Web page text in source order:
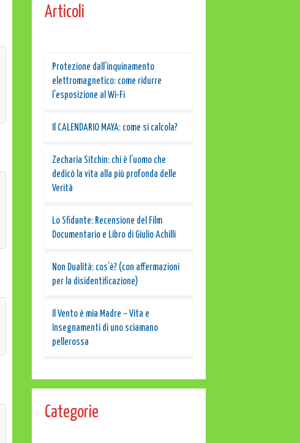
Articoli
Protezione dall’inquinamento
elettromagnetico: come ridurre
l’esposizione al Wi-Fi
Il CALENDARIO MAYA: come si calcola?
Zecharia Sitchin: chi è l’uomo che
dedicò la vita alla più profonda delle
Verità
Lo Sfidante: Recensione del Film
Documentario e Libro di Giulio Achilli
Non Dualità: cos’è? (con affermazioni
per la disidentificazione)
Il Vento è mia Madre – Vita e
Insegnamenti di uno sciamano
pellerossa
Categorie